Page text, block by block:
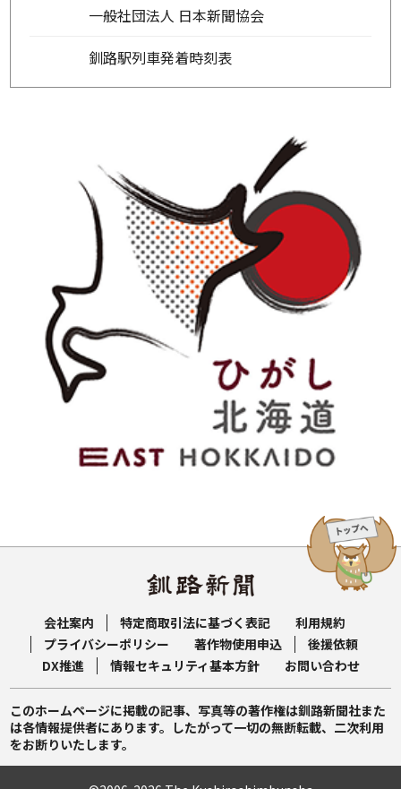
一般社団法人 日本新聞協会
釧路駅列車発着時刻表
会社案内 特定商取引法に基づく表記
利用規約
プライバシーポリシー
著作物使用申込
後援依頼
DX推進
情報セキュリティ基本方針 お問い合わせ
このホームページに掲載の記事、写真等の著作権は釧路新聞社また
は各情報提供者にあります。したがって一切の無断転載、二次利用
をお断りいたします。